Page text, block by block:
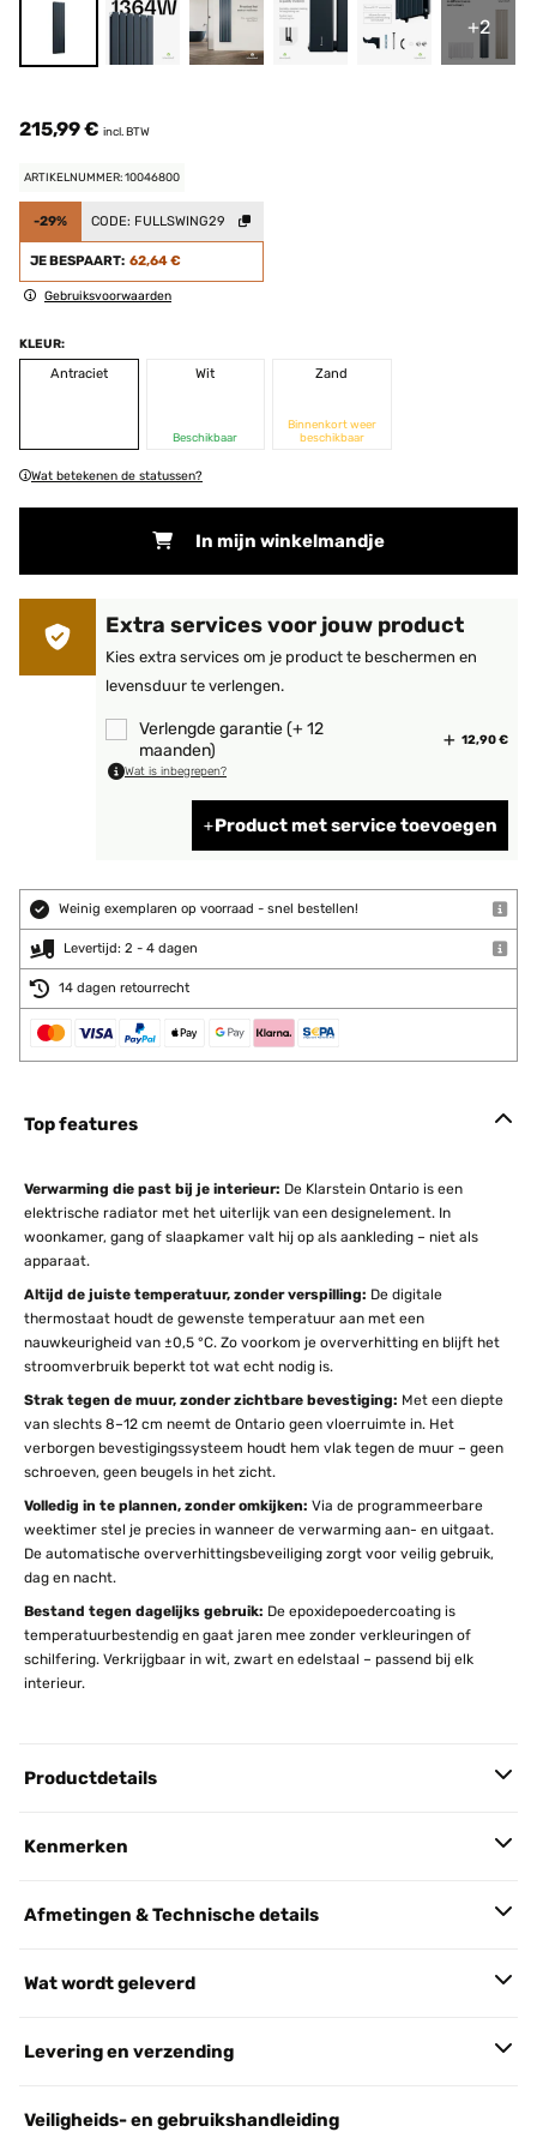
+2
215,99 € incl. BTW
ARTIKELNUMMER: 10046800
-29% CODE: FULLSWING29
JE BESPAART: 62,64 €
Gebruiksvoorwaarden
KLEUR:
Antraciet
Wit
Beschikbaar
Zand
Binnenkort weer
beschikbaar
Wat betekenen de statussen?
In mijn winkelmandje
Extra services voor jouw product
Kies extra services om je product te beschermen en
levensduur te verlengen.
Verlengde garantie (+ 12
maanden)
12,90 €
Wat is inbegrepen?
Product met service toevoegen
Weinig exemplaren op voorraad - snel bestellen!
Levertijd: 2 - 4 dagen
14 dagen retourrecht
Top features
Verwarming die past bij je interieur: De Klarstein Ontario is een
elektrische radiator met het uiterlijk van een designelement. In
woonkamer, gang of slaapkamer valt hij op als aankleding – niet als
apparaat.
Altijd de juiste temperatuur, zonder verspilling: De digitale
thermostaat houdt de gewenste temperatuur aan met een
nauwkeurigheid van ±0,5 °C. Zo voorkom je oververhitting en blijft het
stroomverbruik beperkt tot wat echt nodig is.
Strak tegen de muur, zonder zichtbare bevestiging: Met een diepte
van slechts 8–12 cm neemt de Ontario geen vloerruimte in. Het
verborgen bevestigingssysteem houdt hem vlak tegen de muur – geen
schroeven, geen beugels in het zicht.
Volledig in te plannen, zonder omkijken: Via de programmeerbare
weektimer stel je precies in wanneer de verwarming aan- en uitgaat.
De automatische oververhittingsbeveiliging zorgt voor veilig gebruik,
dag en nacht.
Bestand tegen dagelijks gebruik: De epoxidepoedercoating is
temperatuurbestendig en gaat jaren mee zonder verkleuringen of
schilfering. Verkrijgbaar in wit, zwart en edelstaal – passend bij elk
interieur.
Productdetails
Kenmerken
Afmetingen & Technische details
Wat wordt geleverd
Levering en verzending
Veiligheids- en gebruikshandleiding